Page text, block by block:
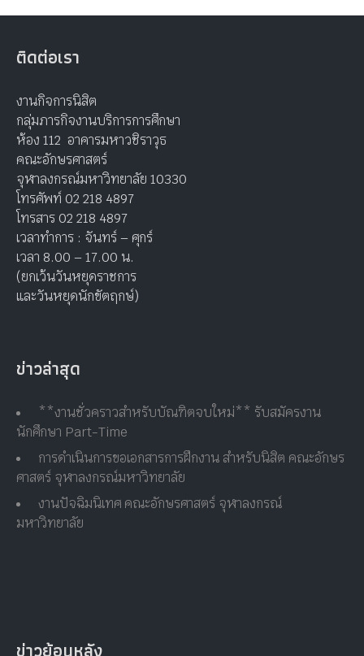
ติดต่อเรา
งานกิจการนิสิต
กลุ่มภารกิจงานบริการการศึกษา
ห้อง 112 อาคารมหาวชิราวุธ
คณะอักษรศาสตร์
จุฬาลงกรณ์มหาวิทยาลัย 10330
โทรศัพท์ 02 218 4897
โทรสาร 02 218 4897
เวลาทำการ : จันทร์ – ศุกร์
เวลา 8.00 – 17.00 น.
(ยกเว้นวันหยุดราชการ
และวันหยุดนักขัตฤกษ์)
ข่าวล่าสุด
**งานชั่วคราวสำหรับบัณฑิตจบใหม่** รับสมัครงาน
นักศึกษา Part-Time
การดำเนินการขอเอกสารการฝึกงาน สำหรับนิสิต คณะอักษร
ศาสตร์ จุฬาลงกรณ์มหาวิทยาลัย
งานปัจฉิมนิเทศ คณะอักษรศาสตร์ จุฬาลงกรณ์
มหาวิทยาลัย